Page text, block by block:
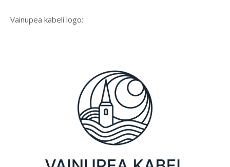
Vainupea kabeli logo: